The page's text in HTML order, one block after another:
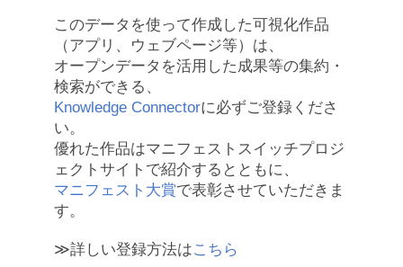
このデータを使って作成した可視化作品
（アプリ、ウェブページ等）は、
オープンデータを活用した成果等の集約・
検索ができる、
Knowledge Connectorに必ずご登録くださ
い。
優れた作品はマニフェストスイッチプロジ
ェクトサイトで紹介するとともに、
マニフェスト大賞で表彰させていただきま
す。
≫詳しい登録方法はこちら